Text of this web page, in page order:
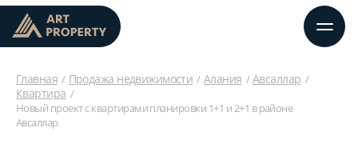
Главная Продажа недвижимости Алания
Авсаллар
Квартира
Новый проект с квартирами планировки 1+1 и 2+1 в районе
Авсаллар